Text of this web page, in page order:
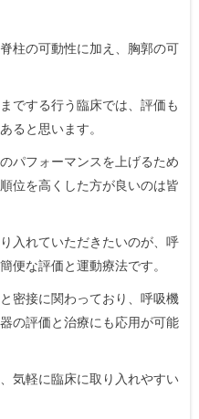
柱の可動性に加え、胸郭の可
でする行う臨床では、評価も
ると思います。
パフォーマンスを上げるため
位を高くした方が良いのは皆
入れていただきたいのが、呼
便な評価と運動療法です。
密接に関わっており、呼吸機
の評価と治療にも応用が可能
気軽に臨床に取り入れやすい